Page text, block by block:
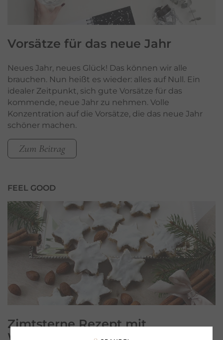
Vorsätze für das neue Jahr
Neues Jahr, neues Glück! Das können wir alle
brauchen. Nun heißt es wieder: alles auf Null. Ein
idealer Zeitpunkt, sich gute Vorsätze für das
kommende, neue Jahr zu nehmen. Volle
Konzentration auf die Vorsätze, die das neue Jahr
schöner machen.
Zum Beitrag
FEEL GOOD
ZimtsterneRezept mit